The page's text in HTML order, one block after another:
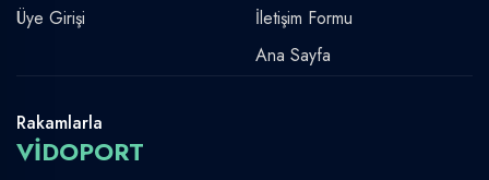
Üye Girişi
İletişim Formu
Ana Sayfa
Rakamlarla
VİDOPORT